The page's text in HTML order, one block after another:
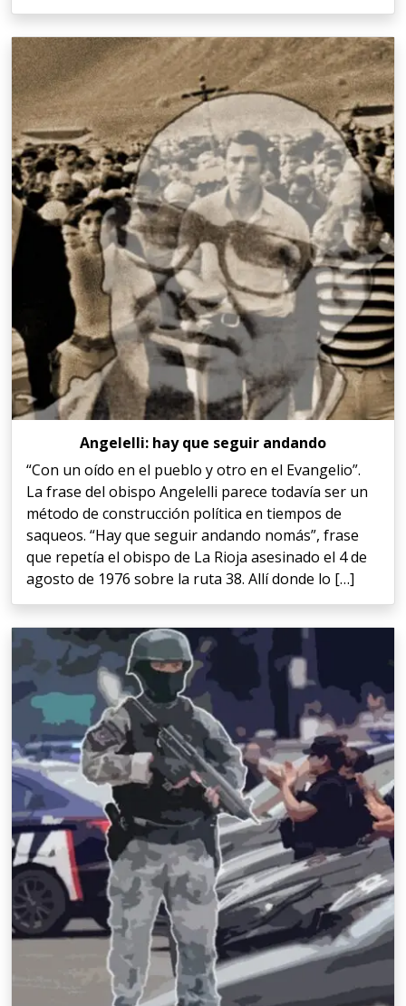
Angelelli: hay que seguir andando
“Con un oído en el pueblo y otro en el Evangelio”.
La frase del obispo Angelelli parece todavía ser un
método de construcción política en tiempos de
saqueos. “Hay que seguir andando nomás”, frase
que repetía el obispo de La Rioja asesinado el 4 de
agosto de 1976 sobre la ruta 38. Allí donde lo […]